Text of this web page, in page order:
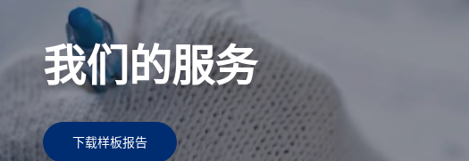
我们的服务
下载样板报告